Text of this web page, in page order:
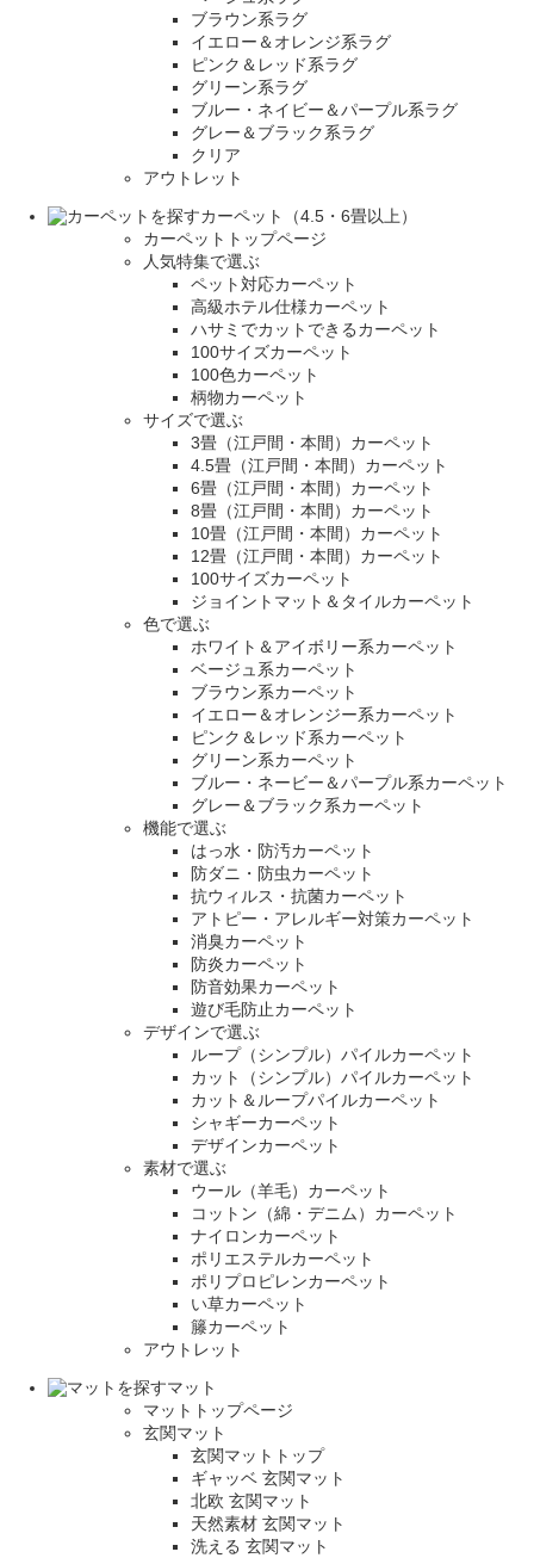
ブラウン系ラグ
イエロー＆オレンジ系ラグ
ピンク＆レッド系ラグ
グリーン系ラグ
ブルー・ネイビー＆パープル系ラグ
グレー＆ブラック系ラグ
クリア
アウトレット
カーペット（4.5・6畳以上）
カーペットトップページ
人気特集で選ぶ
ペット対応カーペット
高級ホテル仕様カーペット
ハサミでカットできるカーペット
100サイズカーペット
100色カーペット
柄物カーペット
サイズで選ぶ
3畳（江戸間・本間）カーペット
4.5畳（江戸間・本間）カーペット
6畳（江戸間・本間）カーペット
8畳（江戸間・本間）カーペット
10畳（江戸間・本間）カーペット
12畳（江戸間・本間）カーペット
100サイズカーペット
ジョイントマット＆タイルカーペット
色で選ぶ
ホワイト＆アイボリー系カーペット
ベージュ系カーペット
ブラウン系カーペット
イエロー＆オレンジー系カーペット
ピンク＆レッド系カーペット
グリーン系カーペット
ブルー・ネービー＆パープル系カーペット
グレー＆ブラック系カーペット
機能で選ぶ
はっ水・防汚カーペット
防ダニ・防虫カーペット
抗ウィルス・抗菌カーペット
アトピー・アレルギー対策カーペット
消臭カーペット
防炎カーペット
防音効果カーペット
遊び毛防止カーペット
デザインで選ぶ
ループ（シンプル）パイルカーペット
カット（シンプル）パイルカーペット
カット＆ループパイルカーペット
シャギーカーペット
デザインカーペット
素材で選ぶ
ウール（羊毛）カーペット
コットン（綿・デニム）カーペット
ナイロンカーペット
ポリエステルカーペット
ポリプロピレンカーペット
い草カーペット
籐カーペット
アウトレット
マット
マットトップページ
玄関マット
玄関マットトップ
ギャッベ 玄関マット
北欧 玄関マット
天然素材 玄関マット
洗える 玄関マット